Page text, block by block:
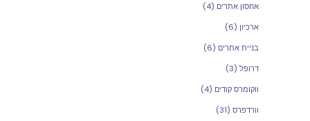
אחסון אתרים (4)
ארכיון (6)
בניית אתרים (6)
דרופל (3)
ווקומרס קודים (4)
וורדפרס (31)